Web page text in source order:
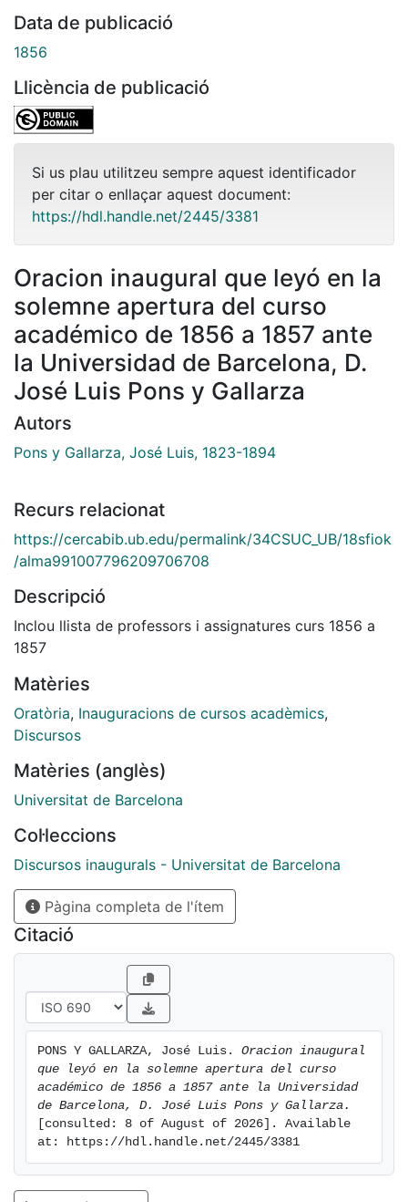
Data de publicació
1856
Llicència de publicació
Si us plau utilitzeu sempre aquest identificador
per citar o enllaçar aquest document:
https://hdl.handle.net/2445/3381
Oracion inaugural que leyó en la
solemne apertura del curso
académico de 1856 a 1857 ante
la Universidad de Barcelona, D.
José Luis Pons y Gallarza
Autors
Pons y Gallarza, José Luis, 1823-1894
Recurs relacionat
https://cercabib.ub.edu/permalink/34CSUC_UB/18sfiok
/alma991007796209706708
Descripció
Inclou llista de professors i assignatures curs 1856 a
1857
Matèries
Oratòria, Inauguracions de cursos acadèmics,
Discursos
Matèries (anglès)
Universitat de Barcelona
Col·leccions
Discursos inaugurals - Universitat de Barcelona
Pàgina completa de l'ítem
Citació
PONS Y GALLARZA, José Luis. Oracion inaugural
que leyó en la solemne apertura del curso
académico de 1856 a 1857 ante la Universidad
de Barcelona, D. José Luis Pons y Gallarza.
[consulted: 8 of August of 2026]. Available
at: https://hdl.handle.net/2445/3381